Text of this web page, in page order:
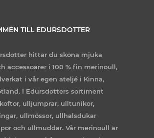
TILL EDURSDOTTER
hittar du sköna mjuka
accessoarer i 100 % fin merinoull,
i vår egen ateljé i Kinna,
I Edursdotters sortiment
ulljumprar, ulltunikor,
ullmössor, ullhalsdukar
och ullmuddar. Vår merinoull är